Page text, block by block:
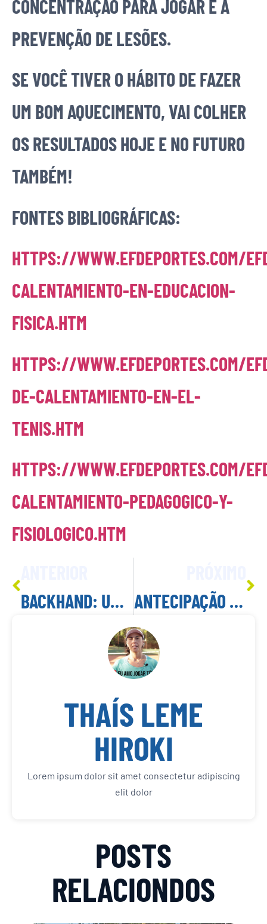
CONCENTRAÇÃO PARA JOGAR E A
PREVENÇÃO DE LESÕES.
SE VOCÊ TIVER O HÁBITO DE FAZER
UM BOM AQUECIMENTO, VAI COLHER
OS RESULTADOS HOJE E NO FUTURO
TAMBÉM!
FONTES BIBLIOGRÁFICAS:
HTTPS://WWW.EFDEPORTES.COM/
CALENTAMIENTO-EN-EDUCACION-
FISICA.HTM
HTTPS://WWW.EFDEPORTES.COM/
DE-CALENTAMIENTO-EN-EL-
TENIS.HTM
HTTPS://WWW.EFDEPORTES.COM/
CALENTAMIENTO-PEDAGOGICO-Y-
FISIOLOGICO.HTM
BACKHAND: UMA MÃO OU DUAS MÃOS?
ANTECIPAÇÃO NO TÊNIS
THAÍS LEME
HIROKI
Lorem ipsum dolor sit amet consectetur adipiscing
elit dolor
POSTS
RELACIONDOS